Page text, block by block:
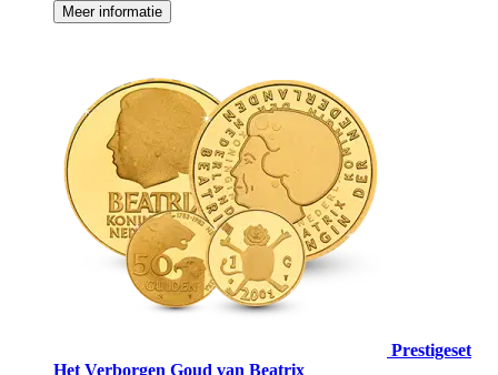
Meer informatie
Prestigeset
Het Verborgen Goud van Beatrix